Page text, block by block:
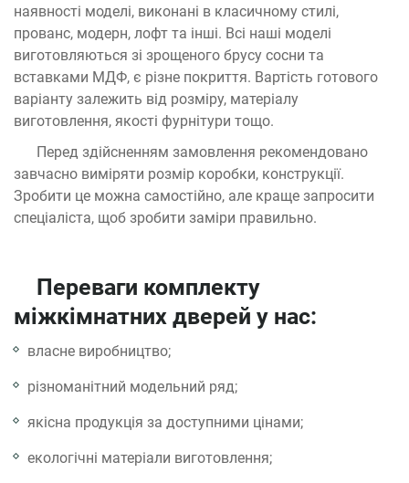
наявності моделі, виконані в класичному стилі,
прованс, модерн, лофт та інші. Всі наші моделі
виготовляються зі зрощеного брусу сосни та
вставками МДФ, є різне покриття. Вартість готового
варіанту залежить від розміру, матеріалу
виготовлення, якості фурнітури тощо.
Перед здійсненням замовлення рекомендовано
завчасно виміряти розмір коробки, конструкції.
Зробити це можна самостійно, але краще запросити
спеціаліста, щоб зробити заміри правильно.
Переваги комплекту
міжкімнатних дверей у нас:
власне виробництво;
різноманітний модельний ряд;
якісна продукція за доступними цінами;
екологічні матеріали виготовлення;